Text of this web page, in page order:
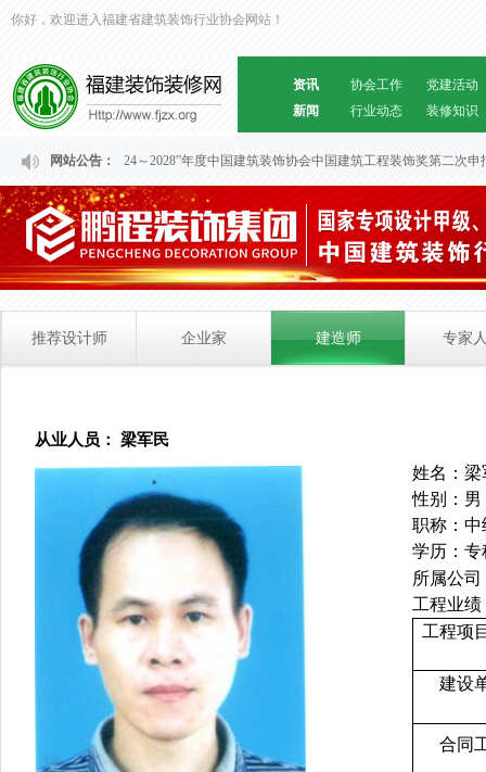
你好，欢迎进入福建省建筑装饰行业协会网站！
资讯
新闻
协会工作
党建活动
行业动态
装修知识
网站公告：
关于福建省“2024～2028”年度中国建筑装饰协会中国建筑工程装饰奖第二次申
推荐设计师 企业家 建造师 专家
从业人员： 梁军民
姓名：梁
性别：男
职称： 中
学历：专
所属公司
工程业绩
工程项
建设
合同